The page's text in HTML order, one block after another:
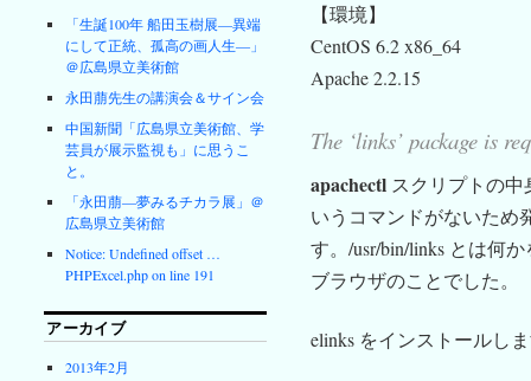
【環境】
CentOS 6.2 x86_64
Apache 2.2.15
The ‘links’ package is
apachectlスクリプトの中
いうコマンドがないため
す。/usr/bin/links とは何
ブラウザのことでした。
elinks をインストールし
「生誕100年 船田玉樹展―異端
にして正統、孤高の画人生―」
＠広島県立美術館
永田萠先生の講演会＆サイン会
中国新聞「広島県立美術館、学
芸員が展示監視も」に思うこ
と。
「永田萠―夢みるチカラ展」＠
広島県立美術館
Notice: Undefined offset …
PHPExcel.php on line 191
アーカイブ
2013年2月